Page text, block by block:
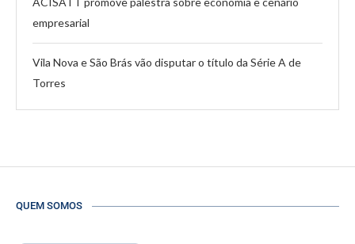
empresarial
Vila Nova e São Brás vão disputar o título da Série A de
Torres
QUEM SOMOS